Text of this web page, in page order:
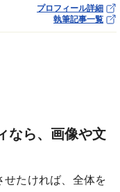
プロフィール詳細
執筆記事一覧
なら、画像や文
せたければ、全体を